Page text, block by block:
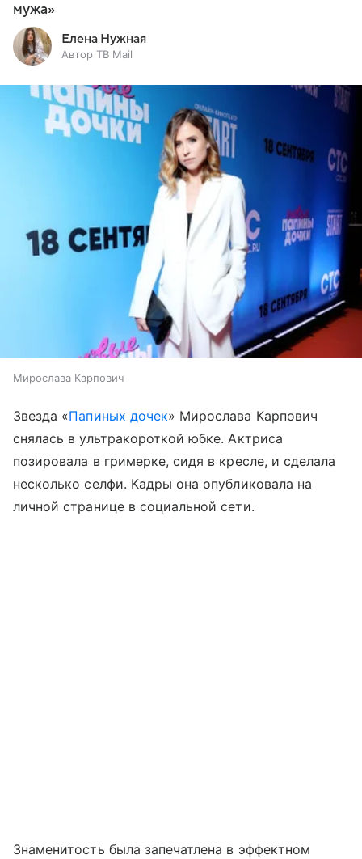
мужа»
Елена Нужная
Автор ТВ Mail
Мирослава Карпович
Звезда «Папиных дочек» Мирослава Карпович
снялась в ультракороткой юбке. Актриса
позировала в гримерке, сидя в кресле, и сделала
несколько селфи. Кадры она опубликовала на
личной странице в социальной сети.
Знаменитость была запечатлена в эффектном